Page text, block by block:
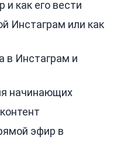
как его вести
Инстаграм или как
в Инстаграм и
начинающих
эфир в